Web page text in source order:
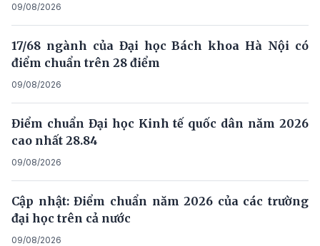
09/08/2026
17/68 ngành của Đại học Bách khoa Hà Nội có
điểm chuẩn trên 28 điểm
09/08/2026
Điểm chuẩn Đại học Kinh tế quốc dân năm 2026
cao nhất 28.84
09/08/2026
Cập nhật: Điểm chuẩn năm 2026 của các trường
đại học trên cả nước
09/08/2026